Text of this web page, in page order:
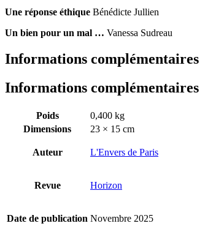
Une réponse éthique Bénédicte Jullien
Un bien pour un mal … Vanessa Sudreau
Informations complémentaires
Informations complémentaires
Poids
0,400 kg
Dimensions
23 × 15 cm
Auteur L'Envers de Paris
Revue Horizon
Date de publication Novembre 2025